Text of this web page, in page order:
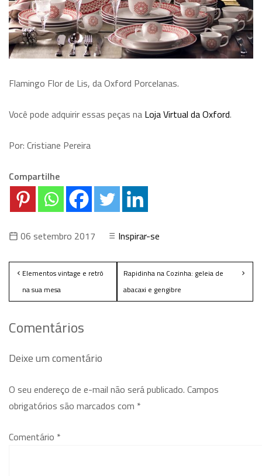
Flamingo Flor de Lis, da Oxford Porcelanas.
Você pode adquirir essas peças na Loja Virtual da Oxford.
Por: Cristiane Pereira
Compartilhe
06 setembro 2017 Inspirar-se
Elementos vintage e retrô
na sua mesa
Rapidinha na Cozinha: geleia de
abacaxi e gengibre
Comentários
Deixe um comentário
O seu endereço de e-mail não será publicado. Campos
obrigatórios são marcados com *
Comentário *